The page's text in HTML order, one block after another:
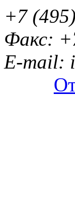
+7
Факс:
E-mail: